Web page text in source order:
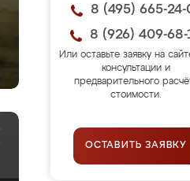
8 (495) 665-24-
8 (926) 409-68-
Или оставьте заявку на
консультации и
предварительного
стоимости.
ОСТАВИТЬ ЗАЯВКУ